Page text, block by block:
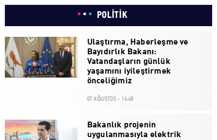
POLİTİK
Ulaştırma, Haberleşme ve
Bayıdırlık Bakanı:
Vatandaşların günlük
yaşamını iyileştirmek
önceliğimiz
07 AĞUSTOS - 14:48
Bakanlık projenin
uygulanmasıyla elektrik